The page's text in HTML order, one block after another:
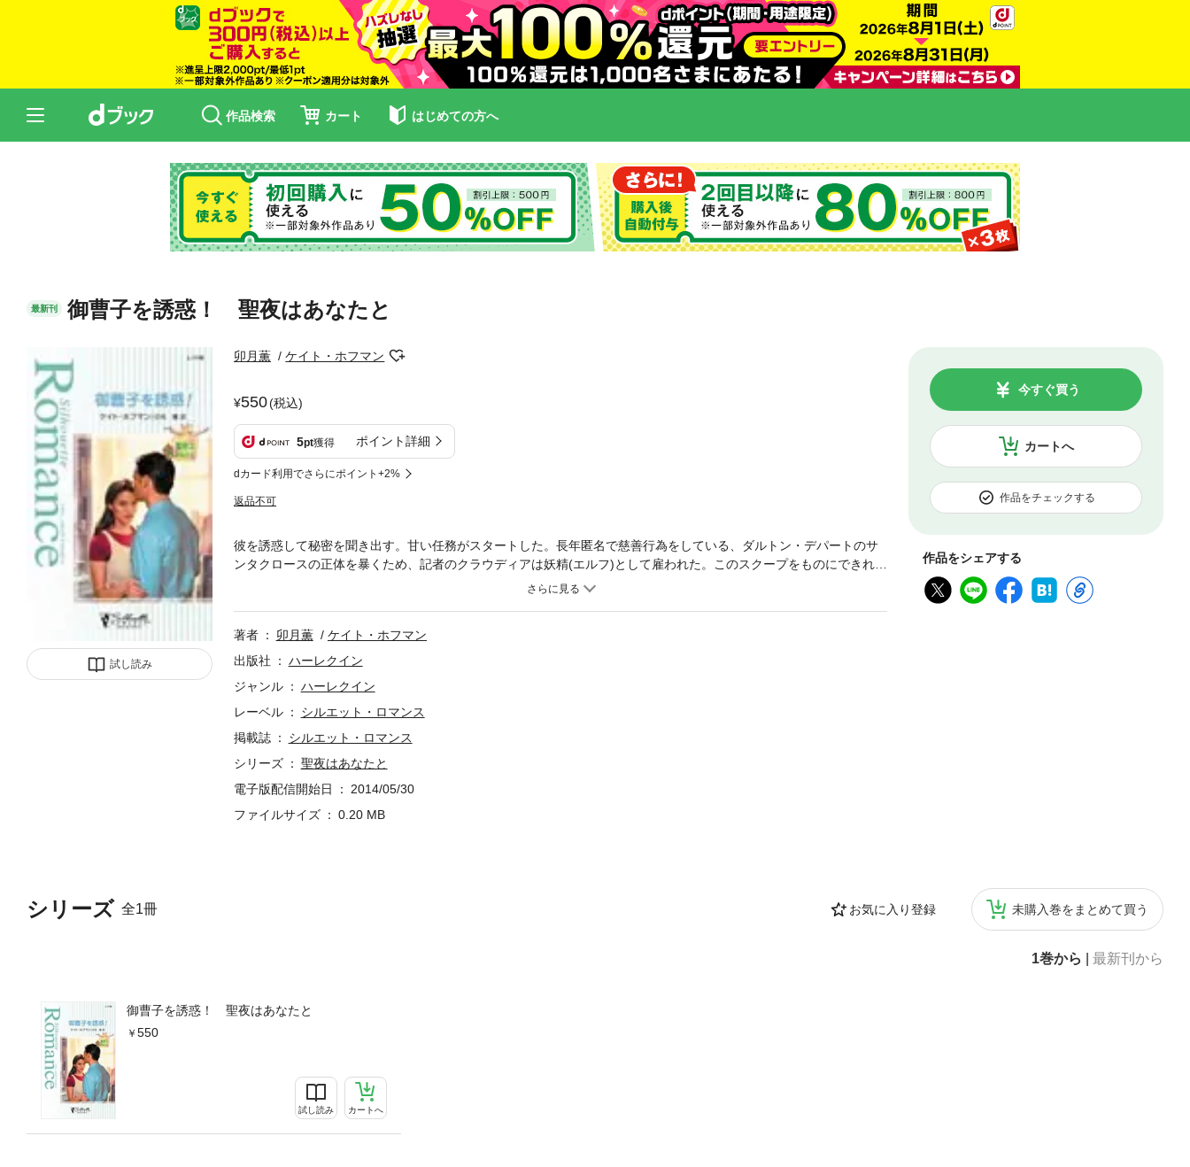
作品検索 カート はじめての方へ
最新刊 御曹子を誘惑！ 聖夜はあなたと
試し読み
卯月薫 ケイト・ホフマン
550(税込)
5pt獲得 ポイント詳細
dカード利用でさらにポイント+2%
返品不可
カートへ
今すぐ買う
作品をチェックする
作品をシェアする
シリーズ 全1冊 お気に入り登録 未購入巻をまとめて買う
1巻から 最新刊から
御曹子を誘惑！ 聖夜はあなたと
550
試し読み カートへ
彼を誘惑して秘密を聞き出す。甘い任務がスタートした。長年匿名で慈善行為をしている、ダルトン・デパートのサ
ンタクロースの正体を暴くため、記者のクラウディアは妖精(エルフ)として雇われた。このスクープをものにできれ
ば、大手新聞社で正採用される可能性が高くなる。心を躍らせるクラウディアの前に邪魔者が現れた。デパートの社
著者
卯月薫
ケイト・ホフマン
出版社
ハーレクイン
ジャンル
ハーレクイン
レーベル
シルエット・ロマンス
掲載誌
シルエット・ロマンス
シリーズ
聖夜はあなたと
電子版配信開始日
2014/05/30
ファイルサイズ
0.20 MB